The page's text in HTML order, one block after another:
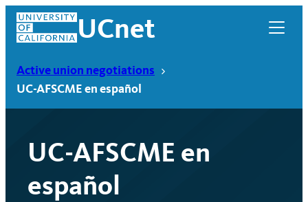
Skip
content
UCnet
Active union negotiations
UC-AFSCME en español
UC-AFSCME en
español